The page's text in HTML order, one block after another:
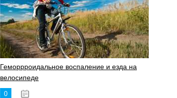
Геморрроидальное воспаление и езда на
велосипеде
0